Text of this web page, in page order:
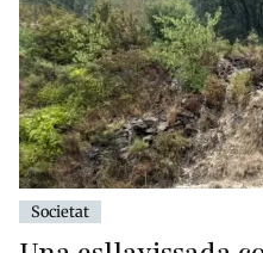
Societat